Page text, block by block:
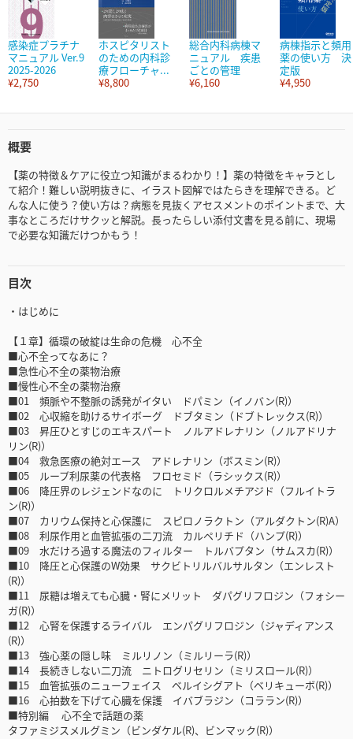
感染症プラチナ
マニュアル Ver.9
2025-2026
¥2,750
ホスピタリスト
のための内科診
療フローチャ...
¥8,800
総合内科病棟マ
ニュアル 疾患
ごとの管理
¥6,160
病棟指示と頻用
薬の使い方 決
定版
¥4,950
概要
【薬の特徴＆ケアに役立つ知識がまるわかり！】薬の特徴をキャラとし
て紹介！難しい説明抜きに、イラスト図解ではたらきを理解できる。ど
んな人に使う？使い方は？病態を見抜くアセスメントのポイントまで、大
事なところだけサクッと解説。長ったらしい添付文書を見る前に、現場
で必要な知識だけつかもう！
目次
・はじめに
【１章】循環の破綻は生命の危機 心不全
■心不全ってなあに？
■急性心不全の薬物治療
■慢性心不全の薬物治療
■01 頻脈や不整脈の誘発がイタい ドパミン（イノバン(R)）
■02 心収縮を助けるサイボーグ ドブタミン（ドブトレックス(R)）
■03 昇圧ひとすじのエキスパート ノルアドレナリン（ノルアドリナ
リン(R)）
■04 救急医療の絶対エース アドレナリン（ボスミン(R)）
■05 ループ利尿薬の代表格 フロセミド（ラシックス(R)）
■06 降圧界のレジェンドなのに トリクロルメチアジド（フルイトラ
ン(R)）
■07 カリウム保持と心保護に スピロノラクトン（アルダクトン(R)A）
■08 利尿作用と血管拡張の二刀流 カルペリチド（ハンプ(R)）
■09 水だけろ過する魔法のフィルター トルバプタン（サムスカ(R)）
■10 降圧と心保護のW効果 サクビトリルバルサルタン（エンレスト
(R)）
■11 尿糖は増えても心臓・腎にメリット ダパグリフロジン（フォシー
ガ(R)）
■12 心腎を保護するライバル エンパグリフロジン（ジャディアンス
(R)）
■13 強心薬の隠し味 ミルリノン（ミルリーラ(R)）
■14 長続きしない二刀流 ニトログリセリン（ミリスロール(R)）
■15 血管拡張のニューフェイス ベルイシグアト（ベリキューボ(R)）
■16 心拍数を下げて心臓を保護 イバブラジン（コララン(R)）
■特別編 心不全で話題の薬
タファミジスメルグミン（ビンダケル(R)、ビンマック(R)）